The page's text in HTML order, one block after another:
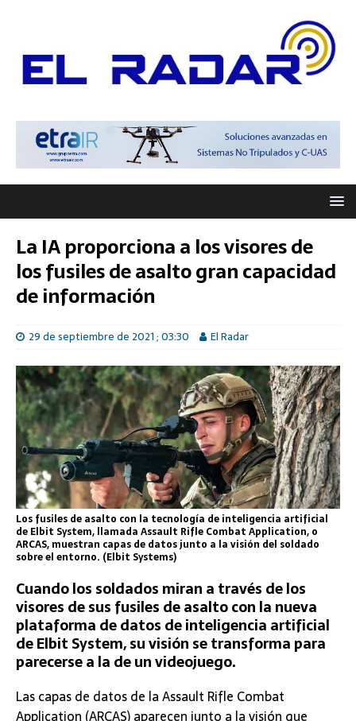
La IA proporciona a los visores de
los fusiles de asalto gran capacidad
de información
29 de septiembre de 2021 ; 03:30 El Radar
Los fusiles de asalto con la tecnología de inteligencia artificial
de Elbit System, llamada Assault Rifle Combat Application, o
ARCAS, muestran capas de datos junto a la visión del soldado
sobre el entorno. (Elbit Systems)
Cuando los soldados miran a través de los
visores de sus fusiles de asalto con la nueva
plataforma de datos de inteligencia artificial
de Elbit System, su visión se transforma para
parecerse a la de un videojuego.
Las capas de datos de la Assault Rifle Combat
Application (ARCAS) aparecen junto a la visión que